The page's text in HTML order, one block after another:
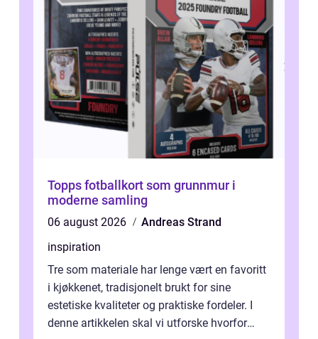
Topps fotballkort som grunnmur i
moderne samling
06 august 2026
Andreas Strand
inspiration
Tre som materiale har lenge vært en favoritt
i kjøkkenet, tradisjonelt brukt for sine
estetiske kvaliteter og praktiske fordeler. I
denne artikkelen skal vi utforske hvorfor